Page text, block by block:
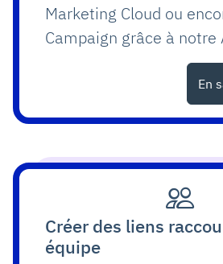
Marketing Cloud ou
Campaign grâce à notre
En
Créer des liens
équipe